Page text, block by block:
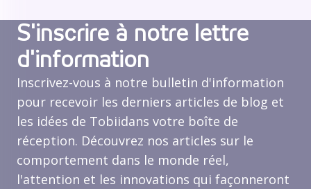
S'inscrire à notre lettre
d'information
Inscrivez-vous à notre bulletin d'information
pour recevoir les derniers articles de blog et
les idées de Tobiidans votre boîte de
réception. Découvrez nos articles sur le
comportement dans le monde réel,
l'attention et les innovations qui façonneront